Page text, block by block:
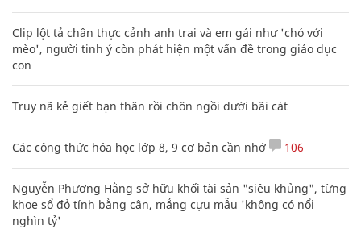
Clip lột tả chân thực cảnh anh trai và em gái như 'chó với
mèo', người tinh ý còn phát hiện một vấn đề trong giáo dục
con
Truy nã kẻ giết bạn thân rồi chôn ngồi dưới bãi cát
Các công thức hóa học lớp 8, 9 cơ bản cần nhớ 106
Nguyễn Phương Hằng sở hữu khối tài sản "siêu khủng", từng
khoe sổ đỏ tính bằng cân, mắng cựu mẫu 'không có nổi
nghìn tỷ'